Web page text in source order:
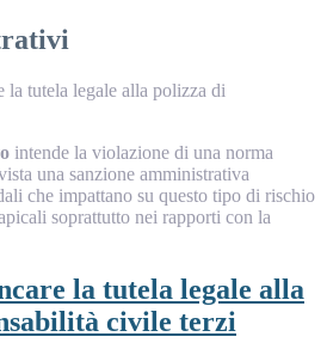
la tutela legale alla polizza di
intende la violazione di una norma
una sanzione amministrativa
che impattano su questo tipo di rischio
soprattutto nei rapporti con la
la tutela legale alla
civile terzi